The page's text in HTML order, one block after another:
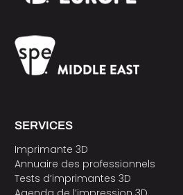
SERVICES
Imprimante 3D
Annuaire des professionnels
Tests d’imprimantes 3D